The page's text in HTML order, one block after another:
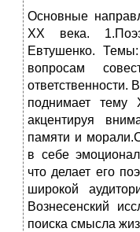
Основные
XX века.
Евтушенко.
вопросам
ответственности.
поднимает тему
акцентируя
памяти и
в себе
что делает его
широкой
Вознесенский
поиска смысла